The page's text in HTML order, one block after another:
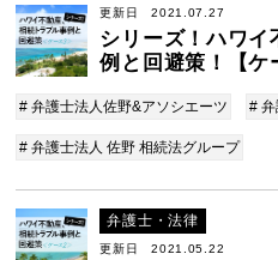
更新日 2021.07.27
シリーズ！ハワイ
例と回避策！【ケ
# 弁護士法人佐野&アソシエーツ #
# 弁護士法人 佐野 相続法グループ
弁護士・法律
更新日 2021.05.22